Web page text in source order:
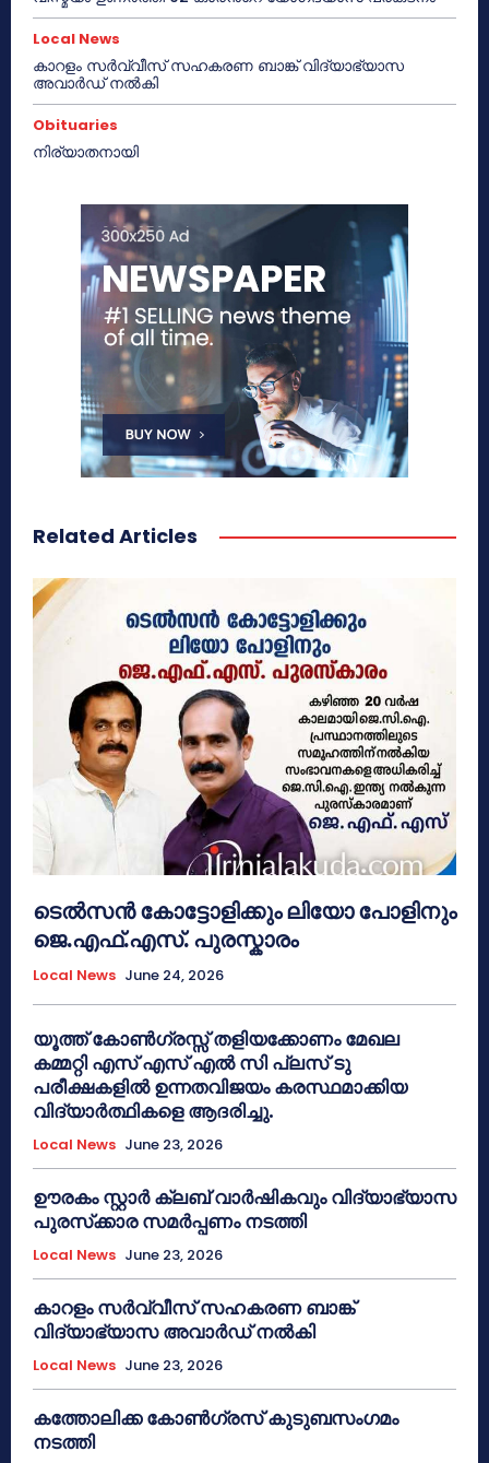
Local News
കാറളം സർവ്വീസ് സഹകരണ ബാങ്ക് വിദ്യാഭ്യാസ
അവാർഡ് നൽകി
Obituaries
നിര്യാതനായി
Related Articles
ടെൽസൻ കോട്ടോളിക്കും ലിയോ പോളിനും
ജെ.എഫ്.എസ്. പുരസ്കാരം
Local News June 24, 2026
യൂത്ത് കോൺഗ്രസ്സ് തളിയക്കോണം മേഖല
കമ്മറ്റി എസ് എസ് എൽ സി പ്ലസ് ടു
പരീക്ഷകളിൽ ഉന്നതവിജയം കരസ്ഥമാക്കിയ
വിദ്യാർത്ഥികളെ ആദരിച്ചു.
Local News June 23, 2026
ഊരകം സ്റ്റാർ ക്ലബ് വാർഷികവും വിദ്യാഭ്യാസ
പുരസ്‌ക്കാര സമർപ്പണം നടത്തി
Local News June 23, 2026
കാറളം സർവ്വീസ് സഹകരണ ബാങ്ക്
വിദ്യാഭ്യാസ അവാർഡ് നൽകി
Local News June 23, 2026
കത്തോലിക്ക കോൺഗ്രസ് കുടുബസംഗമം
നടത്തി